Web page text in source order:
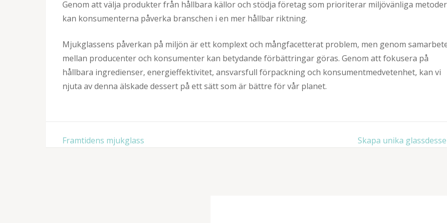
Genom att välja produkter från hållbara källor och stödja företag som prioriterar miljövänliga
kan konsumenterna påverka branschen i en mer hållbar riktning.
Mjukglassens påverkan på miljön är ett komplext och mångfacetterat problem, men genom
mellan producenter och konsumenter kan betydande förbättringar göras. Genom att fokusera på
hållbara ingredienser, energieffektivitet, ansvarsfull förpackning och konsumentmedvetenhet, kan vi
njuta av denna älskade dessert på ett sätt som är bättre för vår planet.
Inläggsnavigering
Framtidens mjukglass Skapa unika